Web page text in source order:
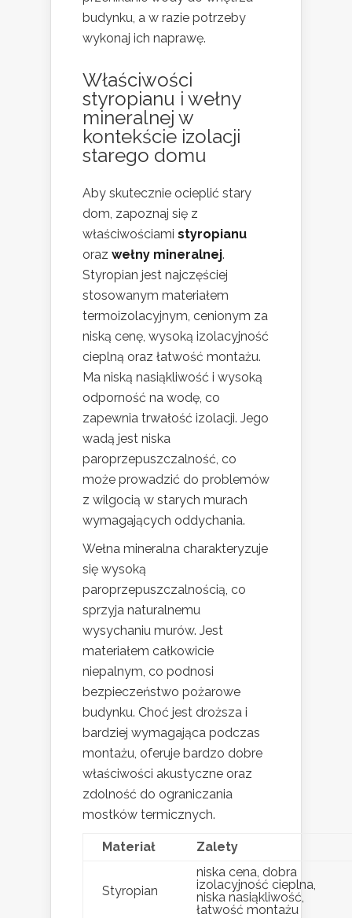
budynku, a w razie potrzeby
wykonaj ich naprawę.
Właściwości
styropianu i wełny
mineralnej w
kontekście izolacji
starego domu
Aby skutecznie ocieplić stary
dom, zapoznaj się z
właściwościami styropianu
oraz wełny mineralnej.
Styropian jest najczęściej
stosowanym materiałem
termoizolacyjnym, cenionym za
niską cenę, wysoką izolacyjność
cieplną oraz łatwość montażu.
Ma niską nasiąkliwość i wysoką
odporność na wodę, co
zapewnia trwałość izolacji. Jego
wadą jest niska
paroprzepuszczalność, co
może prowadzić do problemów
z wilgocią w starych murach
wymagających oddychania.
Wełna mineralna charakteryzuje
się wysoką
paroprzepuszczalnością, co
sprzyja naturalnemu
wysychaniu murów. Jest
materiałem całkowicie
niepalnym, co podnosi
bezpieczeństwo pożarowe
budynku. Choć jest droższa i
bardziej wymagająca podczas
montażu, oferuje bardzo dobre
właściwości akustyczne oraz
zdolność do ograniczania
mostków termicznych.
Materiał Zalety
Styropian
niska cena, dobra
izolacyjność cieplna,
niska nasiąkliwość,
łatwość montażu